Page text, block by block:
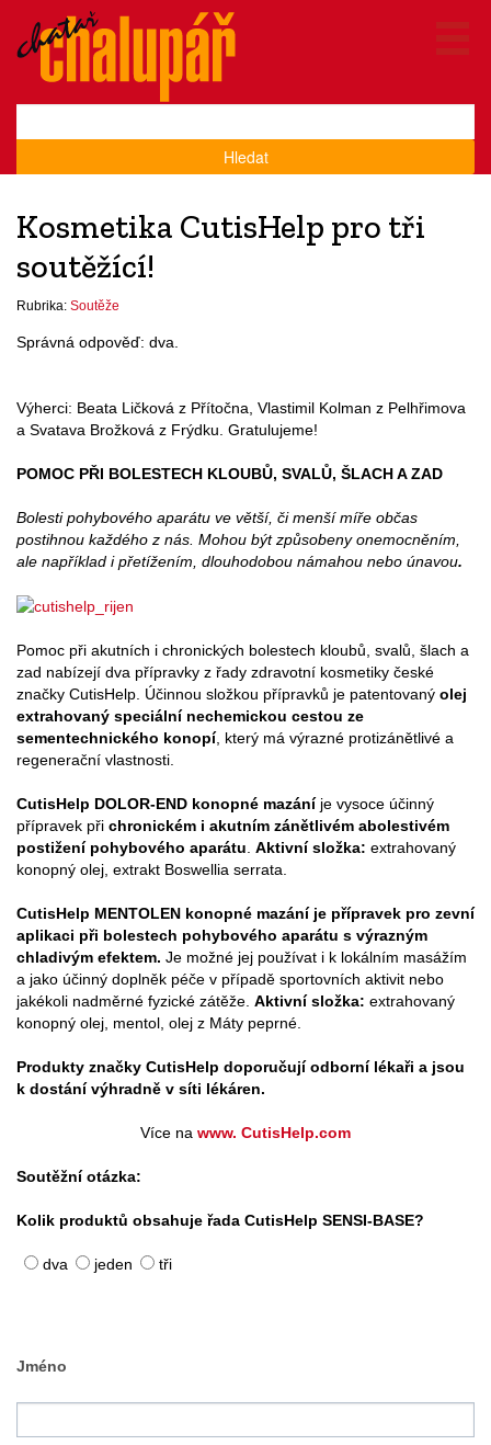
Hledat
Kosmetika CutisHelp pro tři
soutěžící!
Rubrika: Soutěže
Správná odpověď: dva.
Výherci: Beata Ličková z Přítočna, Vlastimil Kolman z Pelhřimova
a Svatava Brožková z Frýdku. Gratulujeme!
POMOC PŘI BOLESTECH KLOUBŮ, SVALŮ, ŠLACH A ZAD
Bolesti pohybového aparátu ve větší, či menší míře občas
postihnou každého z nás. Mohou být způsobeny onemocněním,
ale například i přetížením, dlouhodobou námahou nebo únavou.
Pomoc při akutních i chronických bolestech kloubů, svalů, šlach a
zad nabízejí dva přípravky z řady zdravotní kosmetiky české
značky CutisHelp. Účinnou složkou přípravků je patentovaný olej
extrahovaný speciální nechemickou cestou ze
sementechnického konopí, který má výrazné protizánětlivé a
regenerační vlastnosti.
CutisHelp DOLOR-END konopné mazání je vysoce účinný
přípravek při chronickém i akutním zánětlivém abolestivém
postižení pohybového aparátu Aktivní složka: extrahovaný
konopný olej, extrakt Boswellia serrata.
CutisHelp MENTOLEN konopné mazání je přípravek pro zevní
aplikaci při bolestech pohybového aparátu s výrazným
chladivým efektem. Je možné jej používat i k lokálním masážím
a jako účinný doplněk péče v případě sportovních aktivit nebo
jakékoli nadměrné fyzické zátěže. Aktivní složka: extrahovaný
konopný olej, mentol, olej z Máty peprné.
Produkty značky CutisHelp doporučují odborní lékaři a jsou
k dostání výhradně v síti lékáren.
Více na www. CutisHelp.com
Soutěžní otázka:
Kolik produktů obsahuje řada CutisHelp SENSI-BASE?
dva jeden tři
Jméno